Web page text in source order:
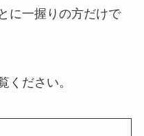
に一握りの方だけで
ください。